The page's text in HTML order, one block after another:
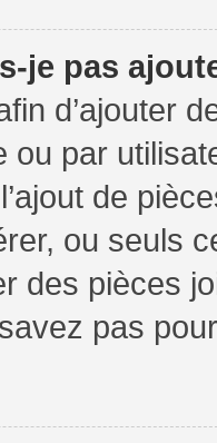
je pas
d’ajouter
par
de
ou seuls
des pièces
pas